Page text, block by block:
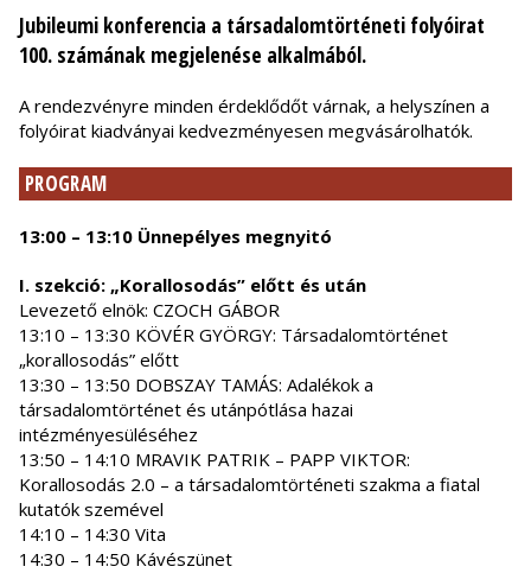
Jubileumi konferencia a társadalomtörténeti folyóirat
100. számának megjelenése alkalmából.
A rendezvényre minden érdeklődőt várnak, a helyszínen a
folyóirat kiadványai kedvezményesen megvásárolhatók.
PROGRAM
13:00 – 13:10 Ünnepélyes megnyitó
I. szekció: „Korallosodás” előtt és után
Levezető elnök: CZOCH GÁBOR
13:10 – 13:30 KÖVÉR GYÖRGY: Társadalomtörténet
„korallosodás” előtt
13:30 – 13:50 DOBSZAY TAMÁS: Adalékok a
társadalomtörténet és utánpótlása hazai
intézményesüléséhez
13:50 – 14:10 MRAVIK PATRIK – PAPP VIKTOR:
Korallosodás 2.0 – a társadalomtörténeti szakma a fiatal
kutatók szemével
14:10 – 14:30 Vita
14:30 – 14:50 Kávészünet